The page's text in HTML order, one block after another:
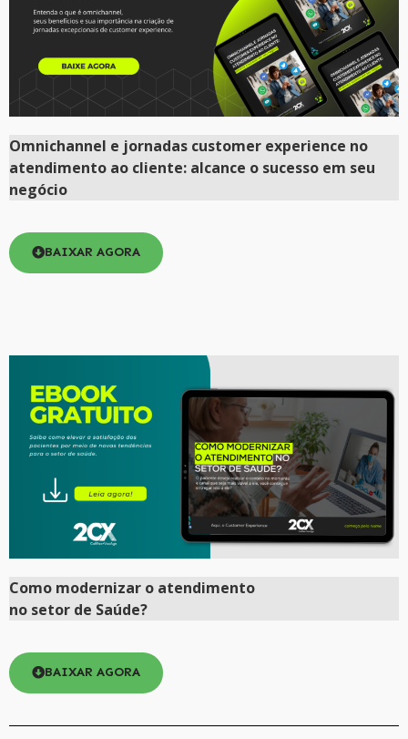
Omnichannel e jornadas customer experience no
atendimento ao cliente: alcance o sucesso em seu
negócio
BAIXAR AGORA
Como modernizar o atendimento
no setor de Saúde?
BAIXAR AGORA